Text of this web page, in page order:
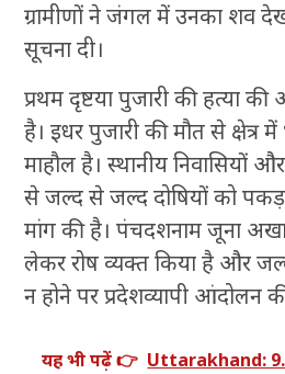
ग्रामीणों ने जंगल में उनका शव
सूचना दी।
प्रथम दृष्टया पुजारी की हत्या
है। इधर पुजारी की मौत से
माहौल है। स्थानीय निवासियों
से जल्द से जल्द दोषियों को
मांग की है। पंचदशनाम जूना
लेकर रोष व्यक्त किया है और
न होने पर प्रदेशव्यापी आंदोलन
यह भी पढ़ें 👉 Uttarakhand: